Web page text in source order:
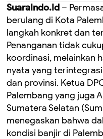
SuaraIndo.Id –
berulang di Kota
langkah konkret dan
Penanganan tidak
koordinasi, melainkan
nyata yang
dan provinsi. Ketua
Palembang yang juga
Sumatera Selatan
menegaskan bahwa
kondisi banjir di